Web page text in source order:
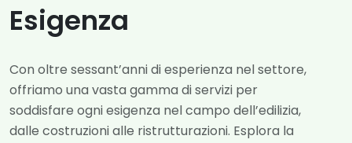
Esigenza
Con oltre sessant’anni di esperienza nel settore,
offriamo una vasta gamma di servizi per
soddisfare ogni esigenza nel campo dell’edilizia,
dalle costruzioni alle ristrutturazioni. Esplora la